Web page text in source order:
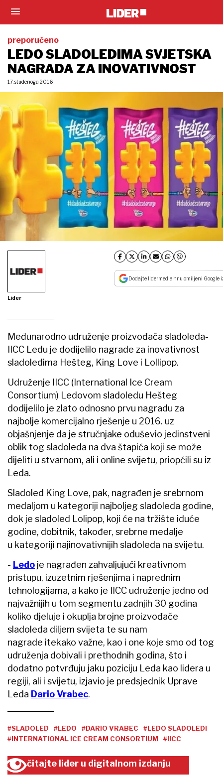
preporučeno
LEDO SLADOLEDIMA SVJETSKA
NAGRADA ZA INOVATIVNOST
17. studenoga 2016.
Lider
Dodajte lidermedia.hr u omiljeni Google
Međunarodno udruženje proizvođača sladoleda-
IICC Ledu je dodijelilo nagrade za inovativnost
sladoledima Hešteg, King Love i Lollipop.
Udruženje IICC (International Ice Cream
Consortium) Ledovom sladoledu Hešteg
dodijelilo je zlato odnosno prvu nagradu za
najbolje komercijalno rješenje u 2016. uz
objašnjenje da je stručnjake oduševio jedinstveni
oblik tog sladoleda na dva štapića koji se može
dijeliti u stvarnom, ali i online svijetu, priopćili su iz
Leda.
Sladoled King Love, pak, nagrađen je srebrnom
medaljom u kategoriji najboljeg sladoleda godine,
dok je sladoled Lolipop, koji će na tržište iduće
godine, dobitnik, također, srebrne medalje
u kategoriji najinovativnijih sladoleda na svijetu.
- Ledo je nagrađen zahvaljujući kreativnom
pristupu, izuzetnim rješenjima i naprednim
tehnologijama, a kako je IICC udruženje jedno od
najvažnijih u tom segmentu zadnjih 30 godina
koliko djeluje i okuplja brojne proizvođače
sladoleda diljem svijeta te su nam
nagrade itekako važne, kao i one koje smo od tog
udruženja dobivali i prethodnih godina, što i
dodatno potvrđuju jaku poziciju Leda kao lidera u
regiji, ali i svijetu, izjavio je predsjednik Uprave
Leda Dario Vrabec.
#SLADOLED #LEDO #DARIO VRABEC
#LEDO SLADOLEDI
#INTERNATIONAL ICE CREAM CONSORTIUM
#IICC
čitajte lider u digitalnom izdanju